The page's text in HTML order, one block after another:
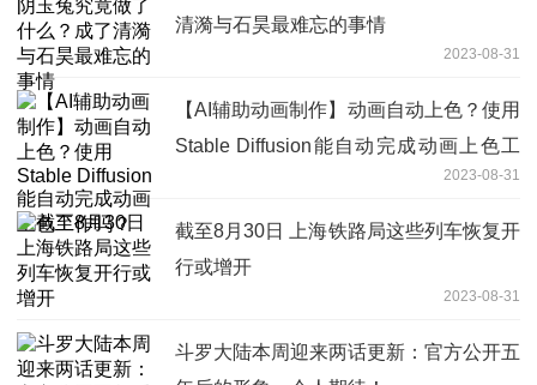
清漪与石昊最难忘的事情
2023-08-31
【AI辅助动画制作】动画自动上色？使用
Stable Diffusion能自动完成动画上色工
2023-08-31
截至8月30日 上海铁路局这些列车恢复开
行或增开
2023-08-31
斗罗大陆本周迎来两话更新：官方公开五